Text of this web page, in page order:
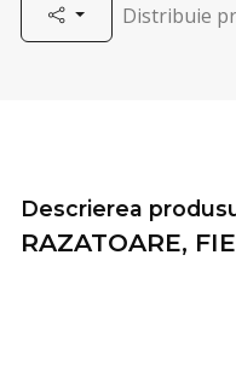
Distribuie
Descrierea
RAZATOARE,